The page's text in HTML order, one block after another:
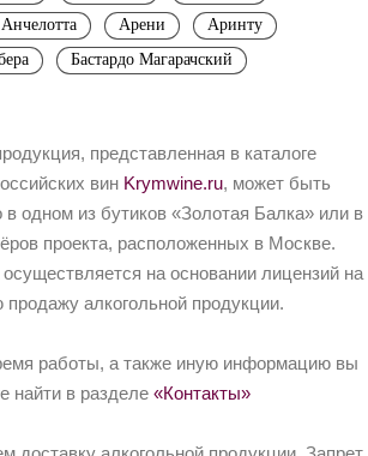
Анчелотта Арени
Аринту
Бастардо Магарачский
представленная в каталоге
вин Krymwine.ru, может быть
в одном из бутиков «Золотая Балка» или в
проекта, расположенных в Москве.
на основании лицензий на
продажу алкогольной продукции.
работы, а также иную информацию вы
найти в разделе «Контакты»